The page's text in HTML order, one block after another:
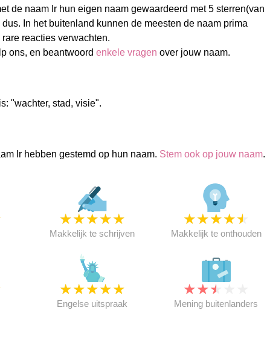
de naam Ir hun eigen naam gewaardeerd met 5 sterren(van
In het buitenland kunnen de meesten de naam prima
reacties verwachten.
ons, en beantwoord enkele vragen over jouw naam.
"wachter, stad, visie".
Ir hebben gestemd op hun naam. Stem ook op jouw naam.
★★★★★
Makkelijk te schrijven
★★★★★
Makkelijk te onthouden
★★★★★
Engelse uitspraak
★★★
Mening buitenlanders